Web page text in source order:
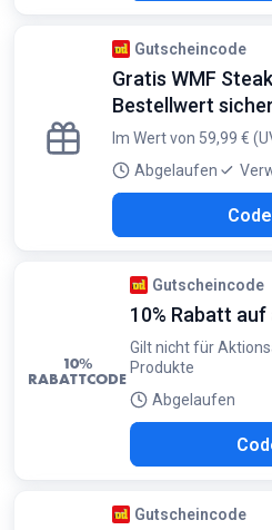
Gutscheincode
Gratis WMF
Bestellwert
Im Wert von 59,99 €
Abgelaufen
10%
RABATTCODE
Gutscheincode
10% Rabatt auf
Gilt nicht für
Produkte
Abgelaufen
Gutscheincode